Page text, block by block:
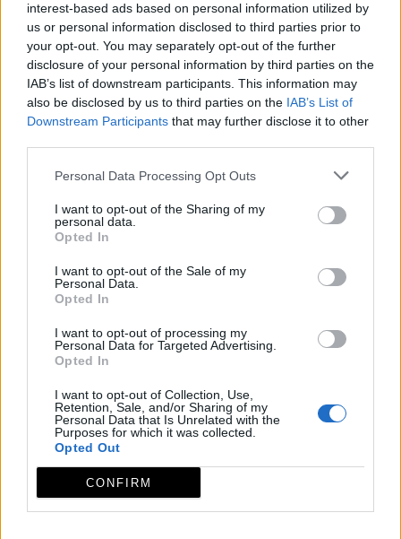
interest-based ads based on personal information utilized by
us or personal information disclosed to third parties prior to
your opt-out. You may separately opt-out of the further
disclosure of your personal information by third parties on the
IAB’s list of downstream participants. This information may
also be disclosed by us to third parties on the IAB’s List of
Downstream Participants that may further disclose it to other
Personal Data Processing Opt Outs
I want to opt-out of the Sharing of my
personal data.
Opted In
I want to opt-out of the Sale of my
Personal Data.
Opted In
I want to opt-out of processing my
Personal Data for Targeted Advertising.
Opted In
I want to opt-out of Collection, Use,
Retention, Sale, and/or Sharing of my
Personal Data that Is Unrelated with the
Purposes for which it was collected.
Opted Out
CONFIRM
atravesar la localidad volvemos a
introducirnos en el medio serrano,
ascendiendo por el Camino de Canaleja de
la Torre en un entorno de sendas
huertos y las antenas del pico Montánchez.
Desde el Alto del Robledo obtenemos una
de las mejoras vistas del Castillo de
Montánchez. Tras un último tramo por la
Ctra. del Robledo llegamos al punto de
partida.
Observaciones
Tipo de recorrido: Circular; longitud: 11.35
km.; MIDE: 2-2-2-3
Archivos adjuntos